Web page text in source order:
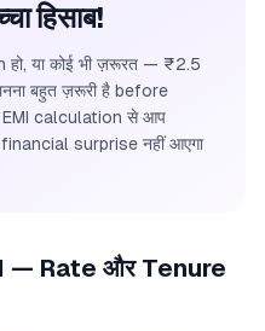
हिसाब!
या कोई भी ज़रूरत — ₹2.5
बहुत ज़रूरी है before
EMI calculation से आप
surprise नहीं आएगा
— Rate और Tenure